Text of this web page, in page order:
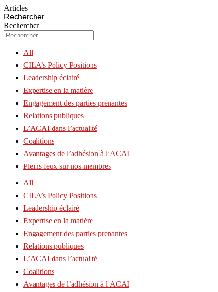
Articles
Rechercher
Rechercher
All
CILA’s Policy Positions
Leadership éclairé
Expertise en la matière
Engagement des parties prenantes
Relations publiques
L’ACAI dans l’actualité
Coalitions
Avantages de l’adhésion à l’ACAI
Pleins feux sur nos membres
All
CILA’s Policy Positions
Leadership éclairé
Expertise en la matière
Engagement des parties prenantes
Relations publiques
L’ACAI dans l’actualité
Coalitions
Avantages de l’adhésion à l’ACAI